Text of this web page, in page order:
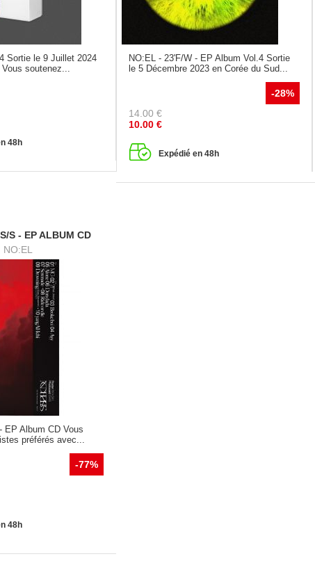
Sortie le 9 Juillet 2024
soutenez...
48h
NO:EL - 23'F/W - EP Album Vol.4 Sortie
le 5 Décembre 2023 en Corée du Sud...
-28%
14.00 €
10.00 €
Expédié en 48h
S - EP ALBUM CD
NO:EL
EP Album CD Vous
préférés avec...
-77%
48h